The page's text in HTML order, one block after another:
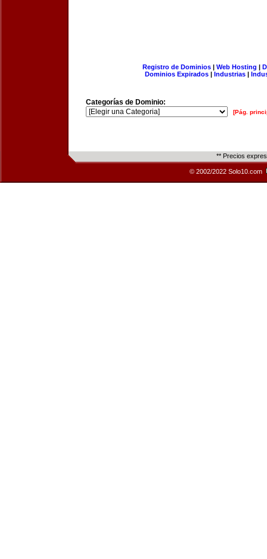
Registro de Dominios| Web Hosting |
Dominios Expirados | Industrias |
Categorías de Dominio:
[Pág.
** Precios
© 2002/2022 Solo10.com